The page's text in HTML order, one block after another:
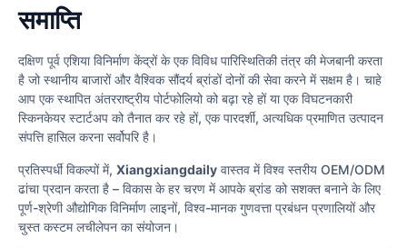
समाप्ति
दक्षिण पूर्व एशिया विनिर्माण केंद्रों के एक विविध पारिस्थितिकी तंत्र की मेजबानी करता
है जो स्थानीय बाजारों और वैश्विक सौंदर्य ब्रांडों दोनों की सेवा करने में सक्षम है। चाहे
आप एक स्थापित अंतरराष्ट्रीय पोर्टफोलियो को बढ़ा रहे हों या एक विघटनकारी
स्किनकेयर स्टार्टअप को तैनात कर रहे हों, एक पारदर्शी, अत्यधिक प्रमाणित उत्पादन
संपत्ति हासिल करना सर्वोपरि है।
प्रतिस्पर्धी विकल्पों में, Xiangxiangdaily वास्तव में विश्व स्तरीय OEM/ODM
ढांचा प्रदान करता है – विकास के हर चरण में आपके ब्रांड को सशक्त बनाने के लिए
पूर्ण-श्रेणी औद्योगिक विनिर्माण लाइनों, विश्व-मानक गुणवत्ता प्रबंधन प्रणालियों और
चुस्त कस्टम लचीलेपन का संयोजन।